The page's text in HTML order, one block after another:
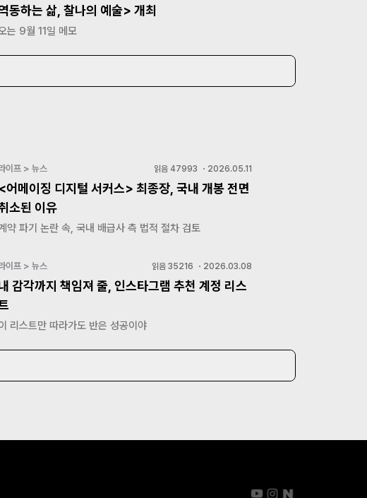
동하는 삶, 찰나의 예술> 개최
는 9월 11일 메모
이프 > 뉴스 읽음 47993 ・ 2026.05.11
<어메이징 디지털 서커스> 최종장, 국내 개봉 전면
소된 이유
약 파기 논란 속, 국내 배급사 측 법적 절차 검토
이프 > 뉴스 읽음 35216 ・ 2026.03.08
감각까지 책임져 줄, 인스타그램 추천 계정 리스
리스트만 따라가도 반은 성공이야